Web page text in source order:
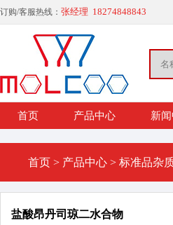
订购/客服热线： 张经理 18274848843
首页 产品中心 新
首页 > 产品中心 > 标准品杂
盐酸昂丹司琼二水合物